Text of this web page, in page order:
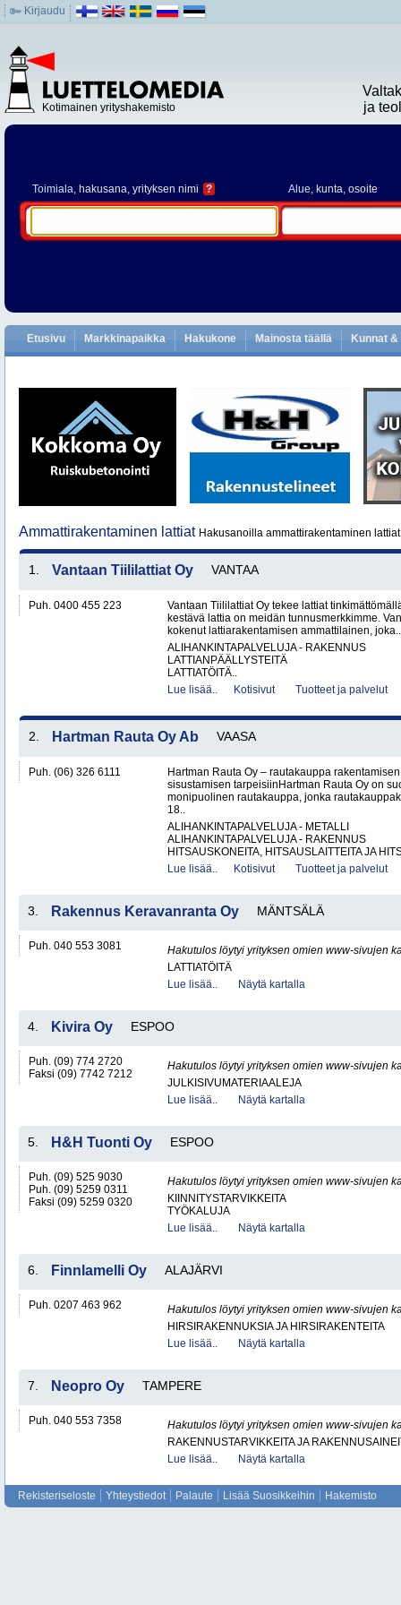
Kirjaudu
Kotimainen yrityshakemisto
ja
Toimiala, hakusana, yrityksen nimi ? Alue, kunta, osoite
Etusivu Markkinapaikka Hakukone Mainosta täällä Kunnat
Ammattirakentaminen lattiat Hakusanoilla ammattirakentaminen
1. Vantaan Tiililattiat Oy VANTAA
Puh. 0400 455 223
Vantaan Tiililattiat Oy tekee lattiat
kestävä lattia on meidän tunnusmerkkimme.
kokenut lattiarakentamisen ammattilainen, joka..
ALIHANKINTAPALVELUJA - RAKENNUS
LATTIANPÄÄLLYSTEITÄ
LATTIATÖITÄ..
Lue lisää..
Kotisivut Tuotteet ja palvelut
2. Hartman Rauta Oy Ab VAASA
Puh. (06) 326 6111
Hartman Rauta Oy – rautakauppa
sisustamisen tarpeisiinHartman Rauta Oy on
monipuolinen rautakauppa, jonka
18..
ALIHANKINTAPALVELUJA - METALLI
ALIHANKINTAPALVELUJA - RAKENNUS
HITSAUSKONEITA, HITSAUSLAITTEITA JA
Lue lisää..
Kotisivut Tuotteet ja palvelut
3. Rakennus Keravanranta Oy MÄNTSÄLÄ
Puh. 040 553 3081
Hakutulos löytyi yrityksen omien www-sivujen
LATTIATÖITÄ
Lue lisää..
Näytä kartalla
4. Kivira Oy ESPOO
Puh. (09) 774 2720
Faksi (09) 7742 7212
Hakutulos löytyi yrityksen omien www-sivujen
JULKISIVUMATERIAALEJA
Lue lisää..
Näytä kartalla
5. H&H Tuonti Oy ESPOO
Puh. (09) 525 9030
Puh. (09) 5259 0311
Faksi (09) 5259 0320
Hakutulos löytyi yrityksen omien www-sivujen
KIINNITYSTARVIKKEITA
TYÖKALUJA
Lue lisää..
Näytä kartalla
6. Finnlamelli Oy ALAJÄRVI
Puh. 0207 463 962
Hakutulos löytyi yrityksen omien www-sivujen
HIRSIRAKENNUKSIA JA HIRSIRAKENTEITA
Lue lisää..
Näytä kartalla
7. Neopro Oy TAMPERE
Puh. 040 553 7358
Hakutulos löytyi yrityksen omien www-sivujen
RAKENNUSTARVIKKEITA JA
Lue lisää..
Näytä kartalla
Rekisteriseloste Yhteystiedot Palaute Lisää Suosikkeihin Hakemisto